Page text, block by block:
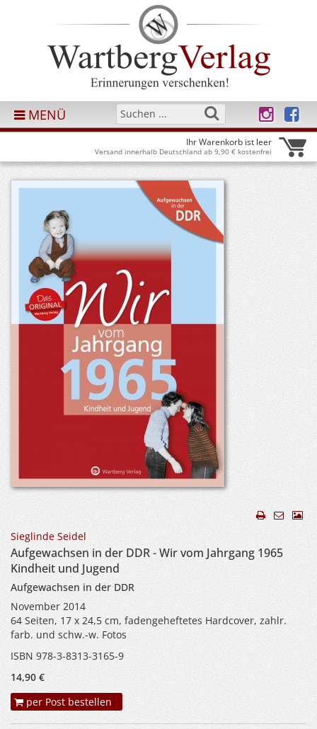
MENÜ
Ihr Warenkorb ist leer
Versand innerhalb Deutschland ab 9,90 € kostenfrei
Sieglinde Seidel
Aufgewachsen in der DDR - Wir vom Jahrgang 1965
Kindheit und Jugend
Aufgewachsen in der DDR
November 2014
64 Seiten, 17 x 24,5 cm, fadengeheftetes Hardcover, zahlr.
farb. und schw.-w. Fotos
ISBN 978-3-8313-3165-9
14,90 €
per Post bestellen